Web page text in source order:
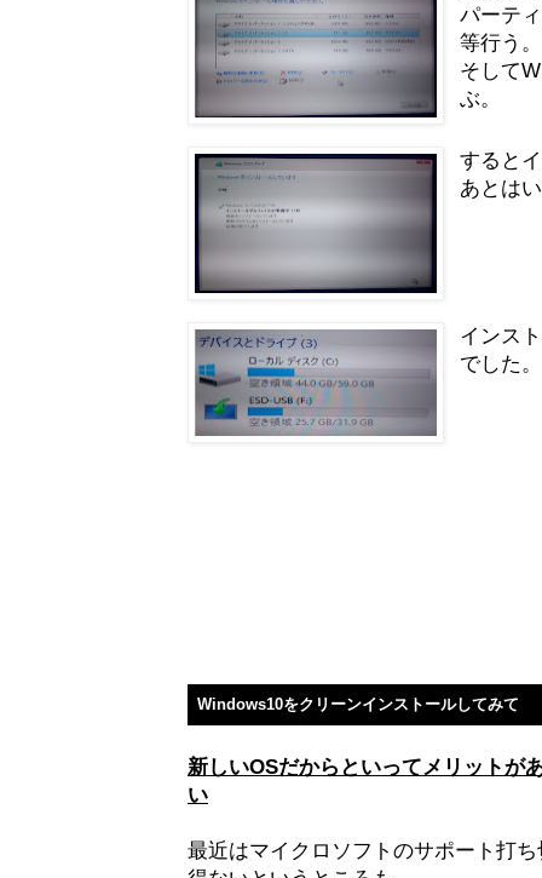
パーテ
等行う。
そして
ぶ。
すると
あとは
インス
でした。
Windows10をクリーンインストールしてみて
新しいOSだからといってメリットが
い
最近はマイクロソフトのサポート打